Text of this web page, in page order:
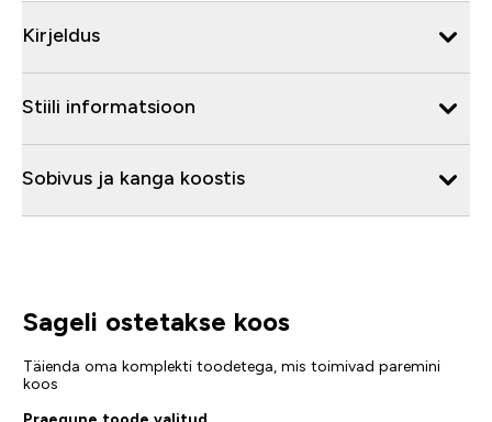
Kirjeldus
Stiili informatsioon
Sobivus ja kanga koostis
Sageli ostetakse koos
Täienda oma komplekti toodetega, mis toimivad paremini
koos
Praegune toode valitud